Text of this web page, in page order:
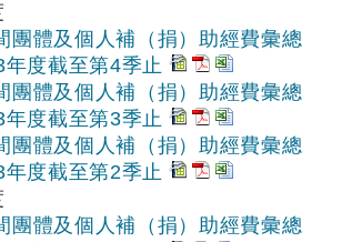
團體及個人補（捐）助經費彙總
年度截至第4季止
團體及個人補（捐）助經費彙總
年度截至第3季止
團體及個人補（捐）助經費彙總
年度截至第2季止
團體及個人補（捐）助經費彙總